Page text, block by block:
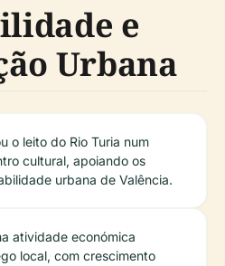
e
Urbana
o leito do Rio Turia num
cultural, apoiando os
urbana de Valência.
atividade económica
local, com crescimento